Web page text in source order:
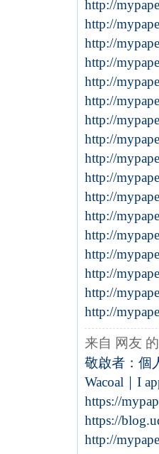
http://
http://
http://
http://
http://
http://
http://
http://
http://
http://
http://
http://
http://
http://
http://
http://
http://
来自 网友
敬啟者：個
Wacoal｜I
https://
https://
http://